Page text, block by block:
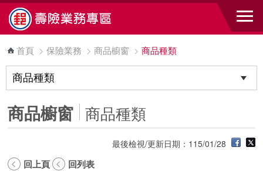
跳到主要內容區塊
首頁 >保險業務 >商品櫥窗 >商品種類
商品櫥窗 商品種類
最後檢視/更新日期：115/01/28
回上頁 回列表